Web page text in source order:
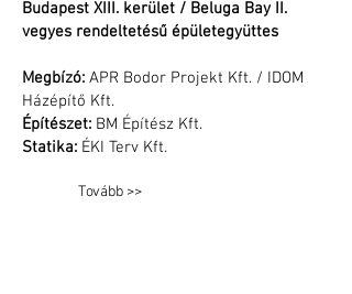
Ukrainians
which
defend not
Budapest XIII. kerület / Beluga Bay II.
vegyes rendeltetésű épületegyüttes
Megbízó: APR Bodor Projekt Kft. / IDOM
Házépítő Kft.
Építészet: BM Építész Kft.
Statika: ÉKI Terv Kft.
Tovább >>